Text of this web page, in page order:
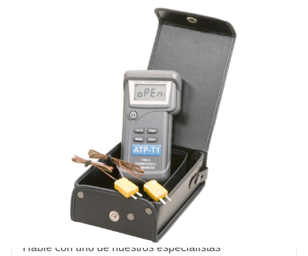
Añadir al carrito
Haz tu pedido antes de las 23:59,
se envía hoy
Envío gratis
desde 150,- €
devoluciones & cambios
Opiniones de clientes:4,14/5(797 críticas)
¿Pregunta sobre este producto?
Hable con uno de nuestros especialistas